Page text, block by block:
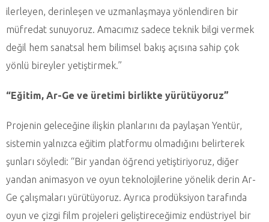
ilerleyen, derinleşen ve uzmanlaşmaya yönlendiren bir
müfredat sunuyoruz. Amacımız sadece teknik bilgi vermek
değil hem sanatsal hem bilimsel bakış açısına sahip çok
yönlü bireyler yetiştirmek.”
“Eğitim, Ar-Ge ve üretimi birlikte yürütüyoruz”
Projenin geleceğine ilişkin planlarını da paylaşan Yentür,
sistemin yalnızca eğitim platformu olmadığını belirterek
şunları söyledi: “Bir yandan öğrenci yetiştiriyoruz, diğer
yandan animasyon ve oyun teknolojilerine yönelik derin Ar-
Ge çalışmaları yürütüyoruz. Ayrıca prodüksiyon tarafında
oyun ve çizgi film projeleri geliştireceğimiz endüstriyel bir